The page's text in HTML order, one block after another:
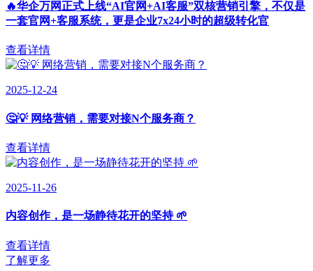
🔥华企万网正式上线“AI官网+AI客服”双核营销引擎，不仅是
一套官网+客服系统，更是企业7x24小时的超级转化官
查看详情
2025-12-24
🤔💡 网络营销，需要对接N个服务商？
查看详情
2025-11-26
内容创作，是一场静待花开的坚持 🌱
查看详情
了解更多